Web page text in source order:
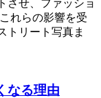
させ、ファッショ
れらの影響を受
トリート写真ま
なる理由